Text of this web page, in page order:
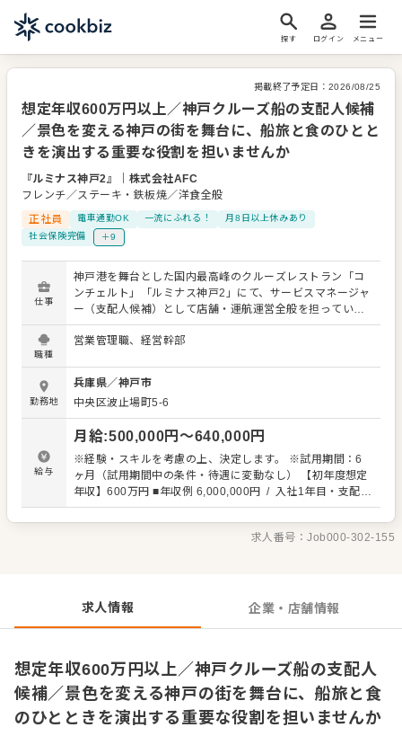
探す ログイン メニュー
掲載終了予定日： 2026/08/25
想定年収600万円以上／神戸クルーズ船の支配人候補
／景色を変える神戸の街を舞台に、船旅と食のひとと
きを演出する重要な役割を担いませんか
『ルミナス神戸2』
株式会社AFC
フレンチ／ステーキ・鉄板焼／洋食全般
正社員
電車通勤OK 一流にふれる！
月8日以上休みあり
社会保険完備
＋9
仕事
神戸港を舞台とした国内最高峰のクルーズレストラン「コ
ンチェルト」「ルミナス神戸2」にて、サービスマネージャ
ー（支配人候補）として店舗・運航運営全般を担っていた
だきます。接客の最前線でおもてなしを指揮するだけでな
く、スタッフの育成や収益管理まで、特別な空間づくりを
内容】 サービス運営・演出業務：レストランクルーズでの
接客対応、VIP顧客のエスコート、運航スケジュールに合わ
せた現場のオペレーション管理。プロポーズや記念日な
ど、特別な演出のサポートやおもてなしプランの提案も行
います。 マネジメント・店舗管理：若手スタッフへの指
導・OJT教育、シフト管理、人員配置の最適化。さらに売
上・収益管理、サービス品質の改善提案や標準化までお任
せします。 トラブルシューティング等：イベント運営や現
ニーズに応じた上質なおもてなしの実行。 単なる現場のマ
ネジメントに留まらず、一つの会社経営と同じ視点で大き
最高の感動をプロデュースするやりがいを、海の上の特等
席で実感しませんか？
職種
営業管理職、経営幹部
勤務地
兵庫県／神戸市
中央区波止場町5-6
給与
月給:500,000円〜640,000円
※経験・スキルを考慮の上、決定します。 ※試用期間：6
ヶ月（試用期間中の条件・待遇に変動なし） 【初年度想定
年収】600万円 ■年収例 6,000,000円 / 入社1年目・支配人
7,000,000円 / 入社3年目・総支配人 8,000,000円 / 入社6
年目・サービスマネージャー ■月給:403,233円〜700,000
円 ◎支配人、副支配人・店長同等レベルのホテル・レスト
求人番号：Job000-302-155
求人情報 企業・店舗情報
想定年収600万円以上／神戸クルーズ船の支配人
候補／景色を変える神戸の街を舞台に、船旅と食
のひとときを演出する重要な役割を担いませんか